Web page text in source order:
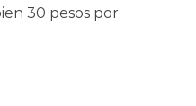
30 pesos por